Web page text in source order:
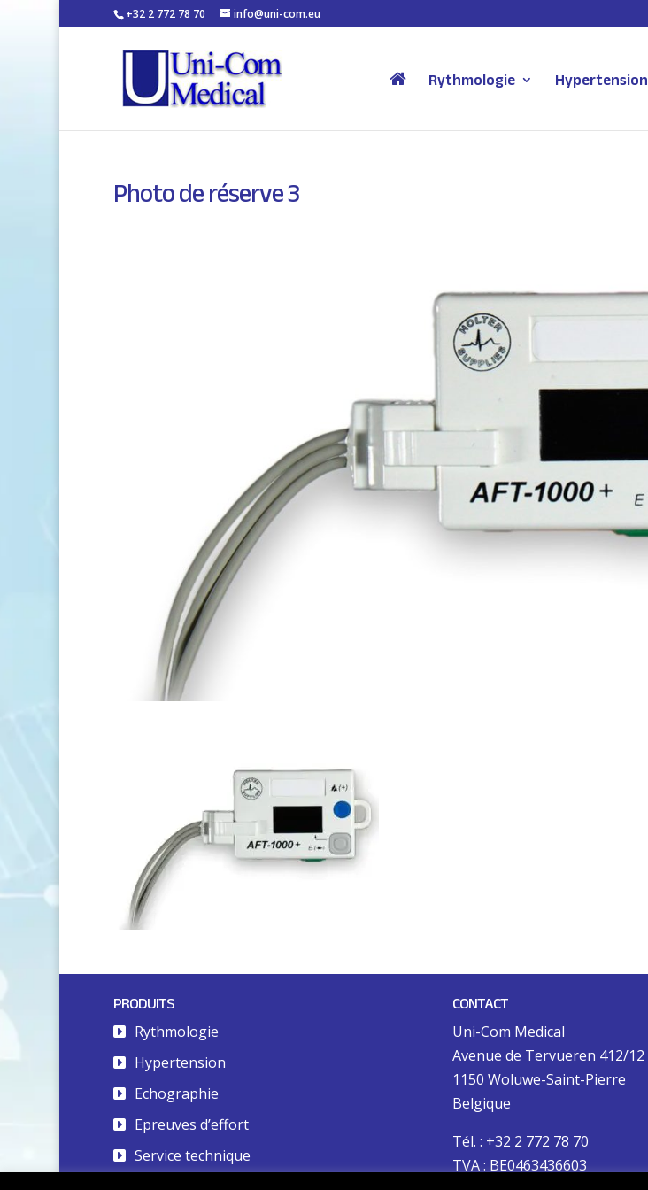
+32 2 772 78 70 info@uni-com.eu
Rythmologie Hypertension
Photo de réserve 3
PRODUITS
Rythmologie
Hypertension
Echographie
Epreuves d’effort
Service technique
CONTACT
Uni-Com Medical
Avenue de Tervueren 412/12
1150 Woluwe-Saint-Pierre
Belgique
Tél. : +32 2 772 78 70
TVA : BE0463436603